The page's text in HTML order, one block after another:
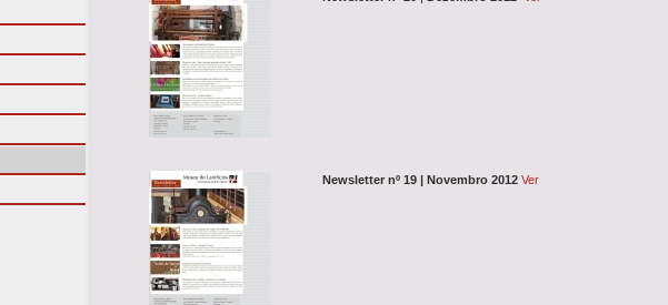
Newsletter nº 19 | Novembro 2012 Ver